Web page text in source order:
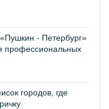
- Петербург»
профессиональных
городов, где